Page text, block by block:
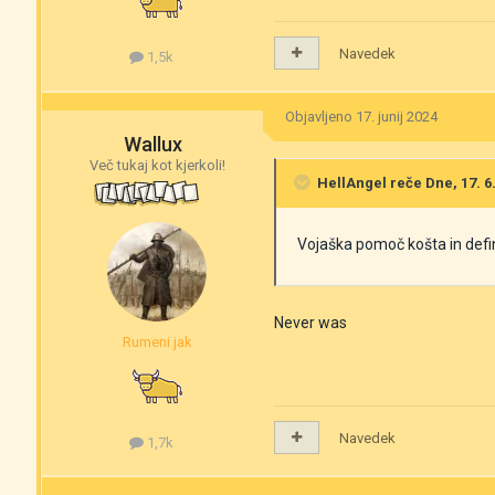
1,5k Navedek
Wallux
Več tukaj kot kjerkoli!
Rumeni jak
1,7k
Objavljeno 17. junij 2024
HellAngel reče Dne, 17.
Vojaška pomoč košta in
Never was
Navedek